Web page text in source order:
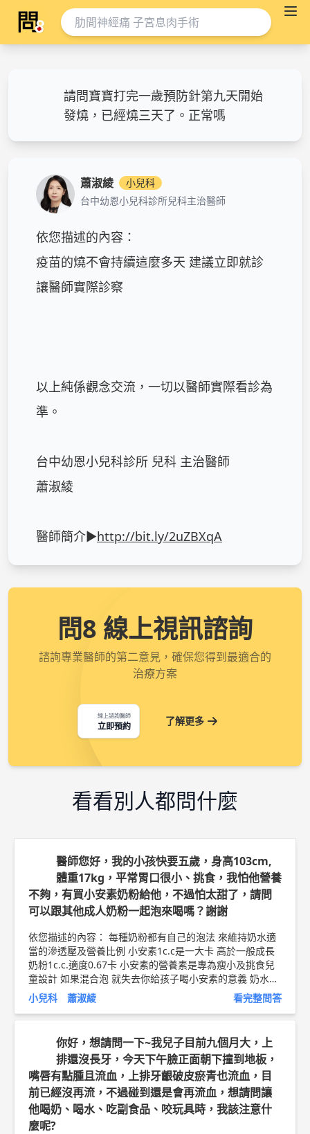
請問寶寶打完一歲預防針第九天開始
發燒，已經燒三天了。正常嗎
蕭淑綾
小兒科
台中幼恩小兒科診所兒科主治醫師
依您描述的內容：
疫苗的燒不會持續這麼多天 建議立即就診
讓醫師實際診察
以上純係觀念交流，一切以醫師實際看診為
準。
台中幼恩小兒科診所 兒科 主治醫師
蕭淑綾
醫師簡介►http://bit.ly/2uZBXqA
問8 線上視訊諮詢
諮詢專業醫師的第二意見，確保您得到最適合的
治療方案
線上諮詢醫師
立即預約 了解更多
看看別人都問什麼
醫師您好，我的小孩快要五歲，身高103cm,
體重17kg，平常胃口很小、挑食，我怕他營養
不夠，有買小安素奶粉給他，不過怕太甜了，請問
可以跟其他成人奶粉一起泡來喝嗎？謝謝
依您描述的內容： 每種奶粉都有自己的泡法 來維持奶水適
當的滲透壓及營養比例 小安素1c.c是一大卡 高於一般成長
奶粉1c.c.適度0.67卡 小安素的營養素是專為瘦小及挑食兒
童設計 如果混合泡 就失去你給孩子喝小安素的意義 奶水的
滲透壓也改變 如果在意甜度的問題 小安素最近有出減糖配
方 可以詢問醫師或藥師 以上純係觀念交流，一切以醫師實
際看診為準。 台中幼恩小兒科診所 兒科 主治醫師 蕭淑綾
醫師簡介►
http://bit.ly/2uZBXqA
小兒科 蕭淑綾 看完整問答
你好，想請問一下~我兒子目前九個月大，上
排還沒長牙，今天下午臉正面朝下撞到地板，
嘴唇有點腫且流血，上排牙齦破皮瘀青也流血，目
前已經沒再流，不過碰到還是會再流血，想請問讓
他喝奶、喝水、吃副食品、咬玩具時，我該注意什
麼呢?